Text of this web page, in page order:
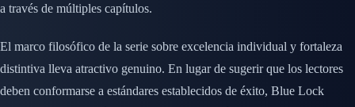
a través de múltiples capítulos.
El marco filosófico de la serie sobre excelencia individual y fortaleza
distintiva lleva atractivo genuino. En lugar de sugerir que los lectores
deben conformarse a estándares establecidos de éxito, Blue Lock